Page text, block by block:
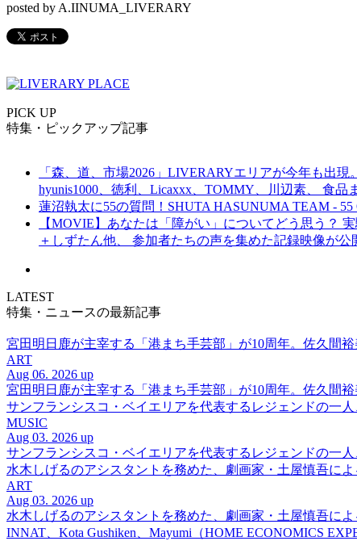
posted by A.IINUMA_LIVERARY
PICK UP
特集・ピックアップ記事
「森、道、市場2026」LIVERARYエリアが今年も出
hyunis1000、徳利、Licaxxx、TOMMY、川辺素、 食品
蓮沼執太に55の質問！SHUTA HASUNUMA TEAM - 55
【MOVIE】あなたは「障がい」についてどう思う？
＋しずたん他、 参加者たちの声を集めた記録映像が公
LATEST
特集・ニュースの最新記事
宮田明日鹿が主宰する「港まち手芸部」が10周年。佐久間
ART
Aug 06. 2026 up
宮田明日鹿が主宰する「港まち手芸部」が10周年。佐久間
サンフランシスコ・ベイエリアを代表するレジェンドの一
MUSIC
Aug 03. 2026 up
サンフランシスコ・ベイエリアを代表するレジェンドの一
水木しげるのアシスタントを務めた、劇画家・土屋慎吾に
ART
Aug 03. 2026 up
水木しげるのアシスタントを務めた、劇画家・土屋慎吾に
INNAT、Kota Gushiken、Mayumi（HOME ECONOMICS